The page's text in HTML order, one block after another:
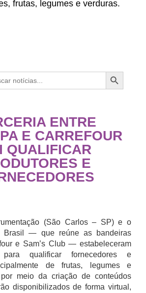
frutas, legumes e verduras.
Search Button
ENTRE
E CARREFOUR
QUALIFICAR
E
(São Carlos – SP) e o
Brasil — que reúne as bandeiras
e Sam’s Club — estabeleceram
qualificar fornecedores e
de frutas, legumes e
meio da criação de conteúdos
disponibilizados de forma virtual,